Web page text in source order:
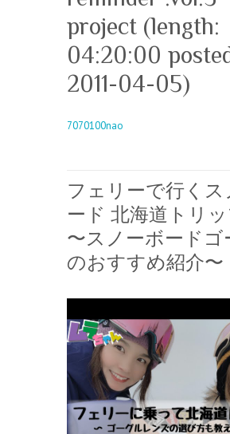
project (length:
04:20:00
2011-04-05)
7070100nao
フェリーで行くス
ード 北海道トリッ
〜スノーボードゴ
のおすすめ紹介〜